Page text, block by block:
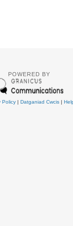
POWERED BY
Policy| Datganiad Cwcis|